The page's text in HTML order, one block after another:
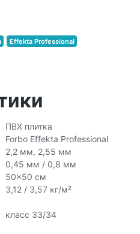
Effekta Professional
ПВХ плитка
Forbo Effekta Professional
2,2 мм, 2,55 мм
0,45 мм / 0,8 мм
50x50 см
3,12 / 3,57 кг/м²
класс 33/34